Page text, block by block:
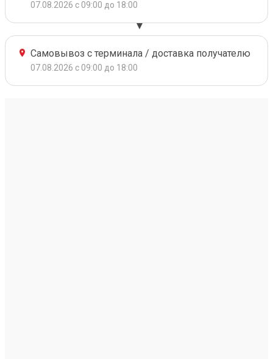
07.08.2026 с 09:00 до 18:00
Самовывоз с терминала / доставка получателю
07.08.2026 с 09:00 до 18:00